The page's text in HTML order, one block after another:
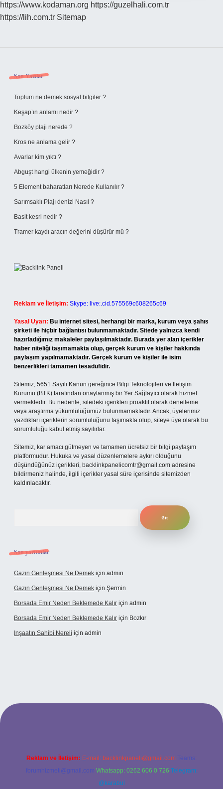
https://www.kodaman.org https://guzelhali.com.tr
https://lih.com.tr Sitemap
Sidebar
Son Yazılar
Toplum ne demek sosyal bilgiler ?
Keşap’ın anlamı nedir ?
Bozköy plaji nerede ?
Kros ne anlama gelir ?
Avarlar kim yıktı ?
Abguşt hangi ülkenin yemeğidir ?
5 Element baharatları Nerede Kullanılır ?
Sarımsaklı Plajı denizi Nasıl ?
Basit kesri nedir ?
Tramer kaydı aracın değerini düşürür mü ?
Reklam ve İletişim: Skype: live:.cid.575569c608265c69
Yasal Uyarı: Bu internet sitesi, herhangi bir marka, kurum veya şahıs
şirketi ile hiçbir bağlantısı bulunmamaktadır. Sitede yalnızca kendi
hazırladığımız makaleler paylaşılmaktadır. Burada yer alan içerikler
haber niteliği taşımamakta olup, gerçek kurum ve kişiler hakkında
paylaşım yapılmamaktadır. Gerçek kurum ve kişiler ile isim
benzerlikleri tamamen tesadüfidir.
Sitemiz, 5651 Sayılı Kanun gereğince Bilgi Teknolojileri ve İletişim
Kurumu (BTK) tarafından onaylanmış bir Yer Sağlayıcı olarak hizmet
vermektedir. Bu nedenle, sitedeki içerikleri proaktif olarak denetleme
veya araştırma yükümlülüğümüz bulunmamaktadır. Ancak, üyelerimiz
yazdıkları içeriklerin sorumluluğunu taşımakta olup, siteye üye olarak bu
sorumluluğu kabul etmiş sayılırlar.
Sitemiz, kar amacı gütmeyen ve tamamen ücretsiz bir bilgi paylaşım
platformudur. Hukuka ve yasal düzenlemelere aykırı olduğunu
düşündüğünüz içerikleri, backlinkpanelicomtr@gmail.com adresine
bildirmeniz halinde, ilgili içerikler yasal süre içerisinde sitemizden
kaldırılacaktır.
Son yorumlar
Gazın Genleşmesi Ne Demek için admin
Gazın Genleşmesi Ne Demek için Şermin
Borsada Emir Neden Beklemede Kalır için admin
Borsada Emir Neden Beklemede Kalır için Bozkır
Inşaatın Sahibi Nereli için admin
Reklam ve İletişim: E-mail: backlinkpaneli@gmail.com Teams:
forumhizmeti@gmail.com Whatsapp: 0262 606 0 726 Telegram:
@karabul